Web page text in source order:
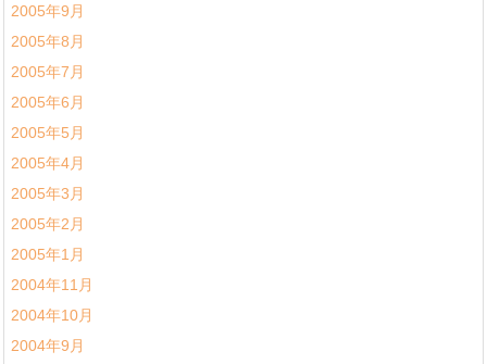
2005年9月
2005年8月
2005年7月
2005年6月
2005年5月
2005年4月
2005年3月
2005年2月
2005年1月
2004年11月
2004年10月
2004年9月